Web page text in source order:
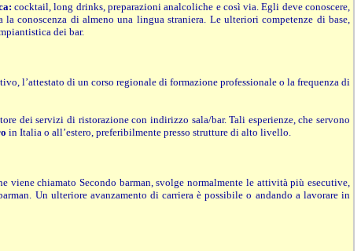
cocktail, long drinks, preparazioni analcoliche e così via. Egli deve conoscere,
conoscenza di almeno una lingua straniera. Le ulteriori competenze di base,
dei bar.
l’attestato di un corso regionale di formazione professionale o la frequenza di
dei servizi di ristorazione con indirizzo sala/bar. Tali esperienze, che servono
in Italia o all’estero, preferibilmente presso strutture di alto livello.
chiamato Secondo barman, svolge normalmente le attività più esecutive,
Un ulteriore avanzamento di carriera è possibile o andando a lavorare in